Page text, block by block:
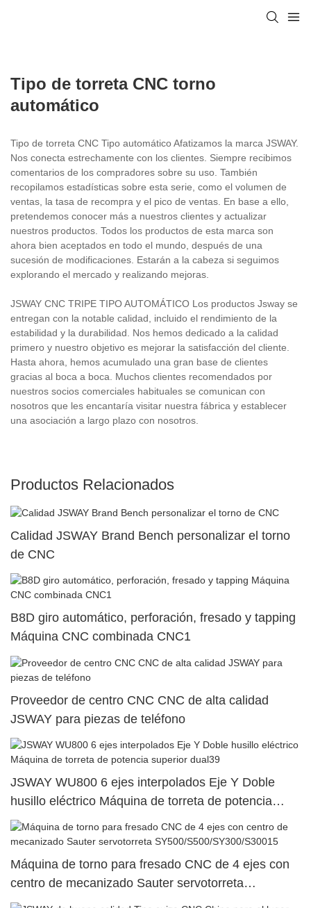
Tipo de torreta CNC torno
automático
Tipo de torreta CNC Tipo automático Afatizamos la marca JSWAY.
Nos conecta estrechamente con los clientes. Siempre recibimos
comentarios de los compradores sobre su uso. También
recopilamos estadísticas sobre esta serie, como el volumen de
ventas, la tasa de recompra y el pico de ventas. En base a ello,
pretendemos conocer más a nuestros clientes y actualizar
nuestros productos. Todos los productos de esta marca son
ahora bien aceptados en todo el mundo, después de una
sucesión de modificaciones. Estarán a la cabeza si seguimos
explorando el mercado y realizando mejoras.
JSWAY CNC TRIPE TIPO AUTOMÁTICO Los productos Jsway se
entregan con la notable calidad, incluido el rendimiento de la
estabilidad y la durabilidad. Nos hemos dedicado a la calidad
primero y nuestro objetivo es mejorar la satisfacción del cliente.
Hasta ahora, hemos acumulado una gran base de clientes
gracias al boca a boca. Muchos clientes recomendados por
nuestros socios comerciales habituales se comunican con
nosotros que les encantaría visitar nuestra fábrica y establecer
una asociación a largo plazo con nosotros.
Productos Relacionados
Calidad JSWAY Brand Bench personalizar el torno
de CNC
B8D giro automático, perforación, fresado y tapping
Máquina CNC combinada CNC1
Proveedor de centro CNC CNC de alta calidad
JSWAY para piezas de teléfono
JSWAY WU800 6 ejes interpolados Eje Y Doble
husillo eléctrico Máquina de torreta de potencia
superior dual39
Máquina de torno para fresado CNC de 4 ejes con
centro de mecanizado Sauter servotorreta
SY500/S500/SY300/S30015